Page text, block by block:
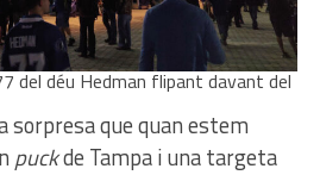
del déu Hedman flipant davant del
sorpresa que quan estem
puckde Tampa i una targeta